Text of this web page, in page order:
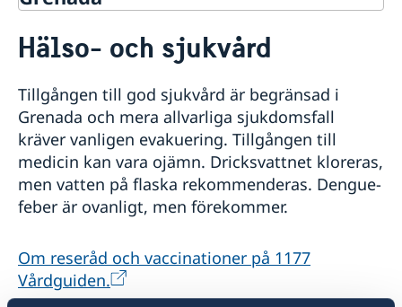
Hjälp till svenskar i Grenada
Pass utomlands
Gifta sig utomlands
Legaliseringar/apostille
Ambassadens reseinformation
Aktuella händelser
Allmänna säkerhetsläget
Naturförhållanden och katastrofer
Terrorism
Hälso- och sjukvård
Kriminalitet och personlig säkerhet
Trafiksäkerhet
In- och utresebestämmelser
Hälso- och sjukvård
Tillgången till god sjukvård är begränsad i
Grenada och mera allvarliga sjukdomsfall
kräver vanligen evakuering. Tillgången till
medicin kan vara ojämn. Dricksvattnet kloreras,
men vatten på flaska rekommenderas. Dengue-
feber är ovanligt, men förekommer.
Om reseråd och vaccinationer på 1177
Vårdguiden.